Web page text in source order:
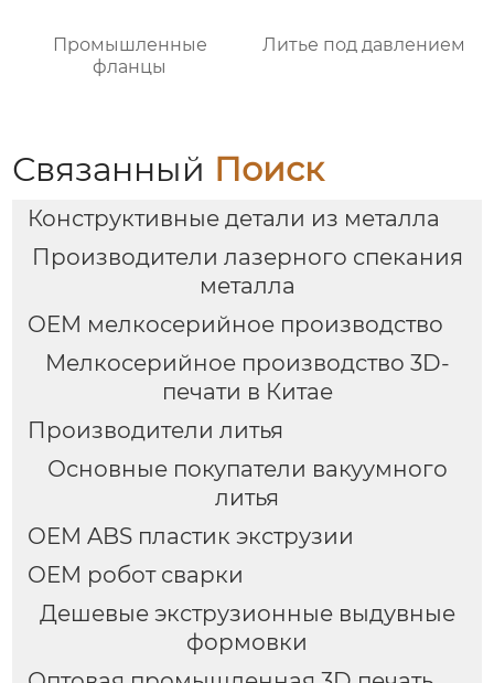
Промышленные
фланцы
Литье под давлением
Связанный Поиск
Конструктивные детали из металла
Производители лазерного спекания
металла
OEM мелкосерийное производство
Мелкосерийное производство 3D-
печати в Китае
Производители литья
Основные покупатели вакуумного
литья
OEM ABS пластик экструзии
OEM робот сварки
Дешевые экструзионные выдувные
формовки